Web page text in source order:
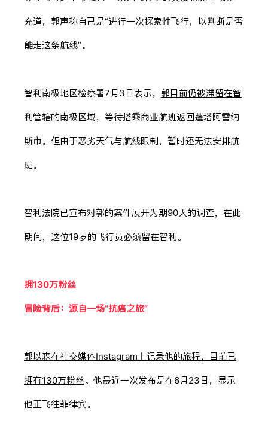
充道，郭声称自己是“进行一次探索性飞行，以判断是否
能走这条航线”。
智利南极地区检察署7月3日表示， 郭目前仍被滞留在智
利管辖的南极区域，等待搭乘商业航班返回蓬塔阿雷纳
斯市。但由于恶劣天气与航线限制，暂时还无法安排航
班。
智利法院已宣布对郭的案件展开为期90天的调查，在此
期间，这位19岁的飞行员必须留在智利。
拥130万粉丝
冒险背后：源自一场“抗癌之旅”
郭以森在社交媒体Instagram上记录他的旅程，目前已
拥有130万粉丝。他最近一次发布是在6月23日，显示
他正飞往菲律宾。